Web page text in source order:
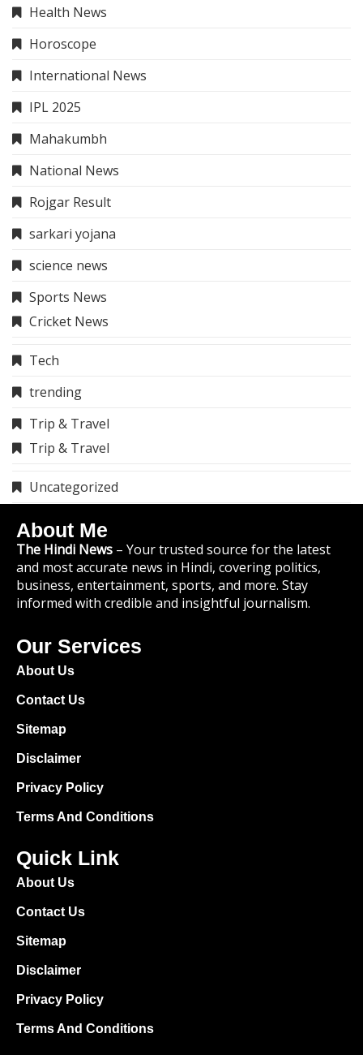
Health News
Horoscope
International News
IPL 2025
Mahakumbh
National News
Rojgar Result
sarkari yojana
science news
Sports News
Cricket News
Tech
trending
Trip & Travel
Trip & Travel
Uncategorized
About Me
The Hindi News – Your trusted source for the latest
and most accurate news in Hindi, covering politics,
business, entertainment, sports, and more. Stay
informed with credible and insightful journalism.
Our Services
About Us
Contact Us
Sitemap
Disclaimer
Privacy Policy
Terms And Conditions
Quick Link
About Us
Contact Us
Sitemap
Disclaimer
Privacy Policy
Terms And Conditions